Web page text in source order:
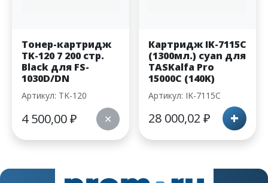
Тонер-картридж
TK-120 7 200 стр.
Black для FS-
1030D/DN
Артикул: TK-120
4 500,00₽ ✕
Картридж IK-7115C
(1300мл.) cyan для
TASKalfa Pro
15000C (140K)
Артикул: IK-7115C
28 000,02 ₽ +